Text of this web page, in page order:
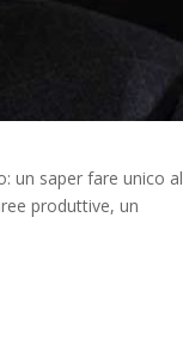
un saper fare unico al
produttive, un